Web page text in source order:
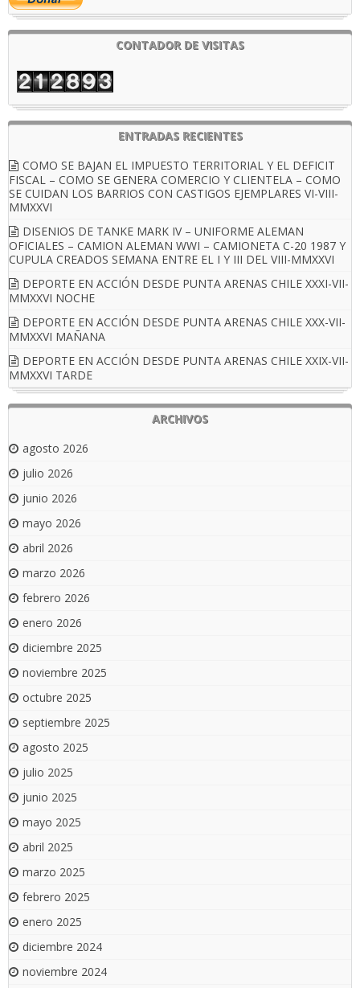
CONTADOR DE VISITAS
ENTRADAS RECIENTES
COMO SE BAJAN EL IMPUESTO TERRITORIAL Y EL DEFICIT
FISCAL – COMO SE GENERA COMERCIO Y CLIENTELA – COMO
SE CUIDAN LOS BARRIOS CON CASTIGOS EJEMPLARES VI-VIII-
MMXXVI
DISENIOS DE TANKE MARK IV – UNIFORME ALEMAN
OFICIALES – CAMION ALEMAN WWI – CAMIONETA C-20 1987 Y
CUPULA CREADOS SEMANA ENTRE EL I Y III DEL VIII-MMXXVI
DEPORTE EN ACCIÓN DESDE PUNTA ARENAS CHILE XXXI-VII-
MMXXVI NOCHE
DEPORTE EN ACCIÓN DESDE PUNTA ARENAS CHILE XXX-VII-
MMXXVI MAÑANA
DEPORTE EN ACCIÓN DESDE PUNTA ARENAS CHILE XXIX-VII-
MMXXVI TARDE
ARCHIVOS
agosto 2026
julio 2026
junio 2026
mayo 2026
abril 2026
marzo 2026
febrero 2026
enero 2026
diciembre 2025
noviembre 2025
octubre 2025
septiembre 2025
agosto 2025
julio 2025
junio 2025
mayo 2025
abril 2025
marzo 2025
febrero 2025
enero 2025
diciembre 2024
noviembre 2024